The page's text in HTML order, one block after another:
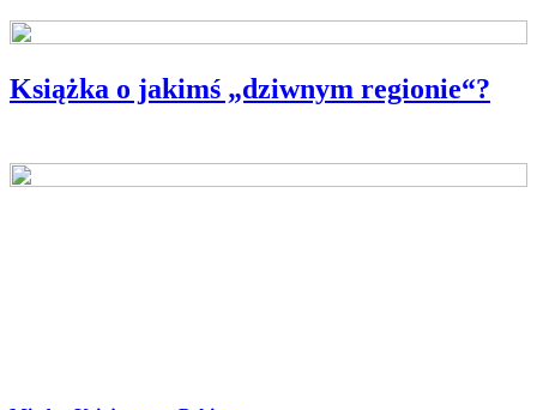
Książka o jakimś „dziwnym regionie“?